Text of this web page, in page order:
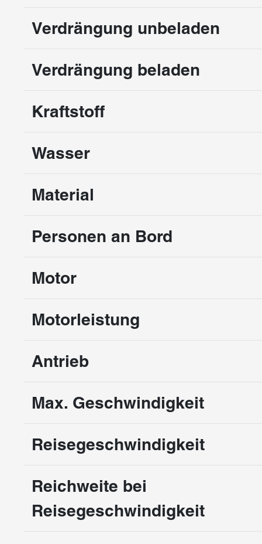
Verdrängung unbeladen
Verdrängung beladen
Kraftstoff
Wasser
Material
Personen an Bord
Motor
Motorleistung
Antrieb
Max. Geschwindigkeit
Reisegeschwindigkeit
Reichweite bei
Reisegeschwindigkeit